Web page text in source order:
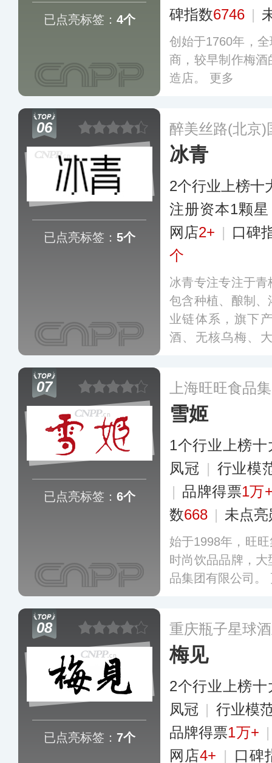
已点亮标签： 4个
碑指数6746 |
创始于1760年，
商，较早制作梅
造店。 更多
06
已点亮标签： 5个
醉美丝路(北京)
冰青
2个行业上榜十
注册资本1颗星
网店2+ | 口碑
个
冰青专注专注于
包含种植、酿制
业链体系，旗下
酒、无核乌梅、
07
已点亮标签： 6个
上海旺旺食品
雪姬
1个行业上榜十
凤冠 | 行业模
| 品牌得票1万
数668 | 未点亮
始于1998年，旺
时尚饮品品牌，
品集团有限公司。
08
已点亮标签： 7个
重庆瓶子星球
梅见
2个行业上榜十
凤冠 | 行业模
品牌得票1万+
网店4+ | 口碑